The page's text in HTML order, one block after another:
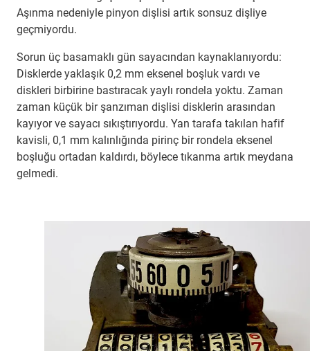
Aşınma nedeniyle pinyon dişlisi artık sonsuz dişliye
geçmiyordu.
Sorun üç basamaklı gün sayacından kaynaklanıyordu:
Disklerde yaklaşık 0,2 mm eksenel boşluk vardı ve
diskleri birbirine bastıracak yaylı rondela yoktu. Zaman
zaman küçük bir şanzıman dişlisi disklerin arasından
kayıyor ve sayacı sıkıştırıyordu. Yan tarafa takılan hafif
kavisli, 0,1 mm kalınlığında pirinç bir rondela eksenel
boşluğu ortadan kaldırdı, böylece tıkanma artık meydana
gelmedi.